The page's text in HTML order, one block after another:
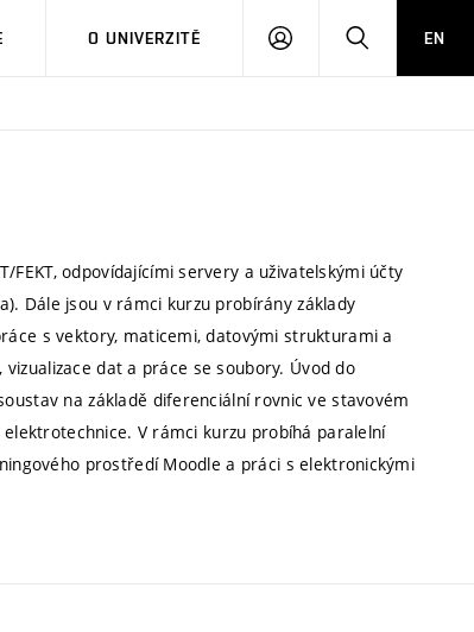
O UNIVERZITĚ
PŘIHLÁSIT HLEDATEN
odpovídajícími servery a uživatelskými účty
Dále jsou v rámci kurzu probírány základy
s vektory, maticemi, datovými strukturami a
dat a práce se soubory. Úvod do
na základě diferenciální rovnic ve stavovém
V rámci kurzu probíhá paralelní
prostředí Moodle a práci s elektronickými